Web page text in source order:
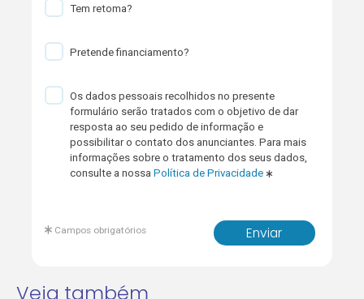
Tem retoma?
Pretende financiamento?
Os dados pessoais recolhidos no presente
formulário serão tratados com o objetivo de dar
resposta ao seu pedido de informação e
possibilitar o contato dos anunciantes. Para mais
informações sobre o tratamento dos seus dados,
consulte a nossaPolítica de Privacidade
Enviar
Campos obrigatórios
Veja também